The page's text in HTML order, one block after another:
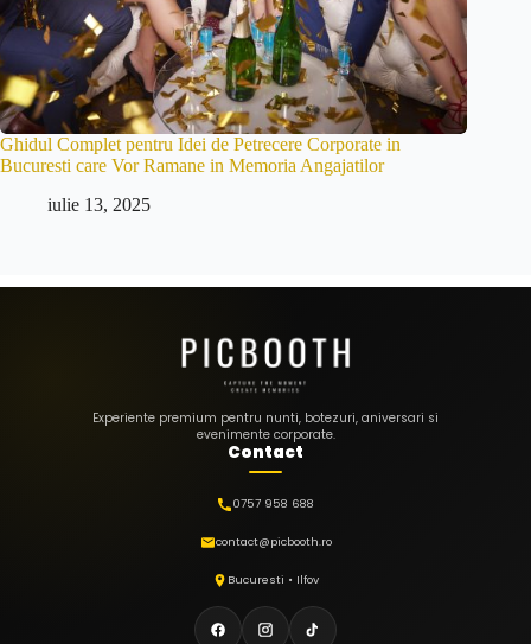
Ghidul Complet pentru Idei de Petrecere Corporate in
Bucuresti care Vor Ramane in Memoria Angajatilor
iulie 13, 2025
Experiente premium pentru nunti, botezuri, aniversari si
evenimente corporate.
Contact
0757 958 688
contact@picbooth.ro
Bucuresti • Ilfov